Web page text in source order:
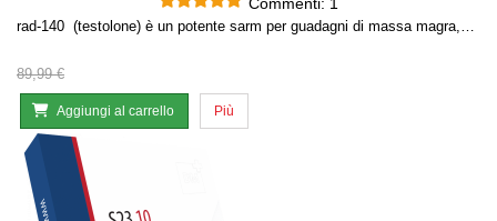
Commenti: 1
rad-140 (testolone) è un potente sarm per guadagni di massa magra,…
89,99 €
Aggiungi al carrello Più